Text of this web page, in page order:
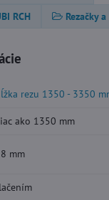
RCH
Rezačky
rezu 1350 - 3350
ako 1350 mm
mm